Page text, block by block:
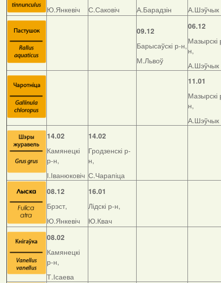
Ю.Янкевіч
С.Саковіч
А.Барадзін
А.Шэўчык
09.12
Барысаўскі р-н,
М.Львоў
06.12
Мазырскі
н,
А.Шэўчык
11.01
Мазырскі
н,
А.Шэўчык
14.02
Камянецкі
р-н,
І.Іванюковіч
14.02
Гродзенскі р-
н,
С.Чарапіца
08.12
Брэст,
Ю.Янкевіч
16.01
Лідскі р-н,
Ю.Квач
08.02
Камянецкі
р-н,
Т.Ісаева